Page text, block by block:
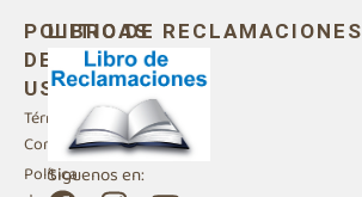
POLITICAS
DE
USO
Términos y
Condiciones
Política
LIBRO DE RECLAMACIONES
Siguenos en: